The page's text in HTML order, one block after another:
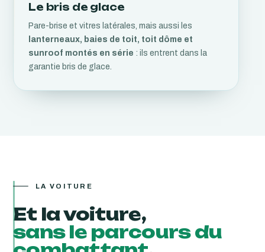
Le bris de glace
Pare-brise et vitres latérales, mais aussi les
lanterneaux, baies de toit, toit dôme et
sunroof montés en série : ils entrent dans la
garantie bris de glace.
LA VOITURE
Et la voiture,
sans le parcours du